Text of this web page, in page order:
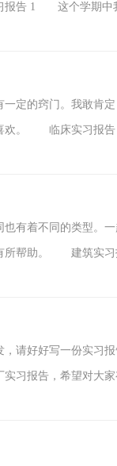
告 1 这个学期中
论知识中没有接触到
定的窍门。我敢肯
够喜欢。 临床实
x年，是集医疗、科
有着不同的类型。
家有所帮助。 建
案中的应用。参观实
请好好写一份实习
实习报告，希望对
课，也是每一个大